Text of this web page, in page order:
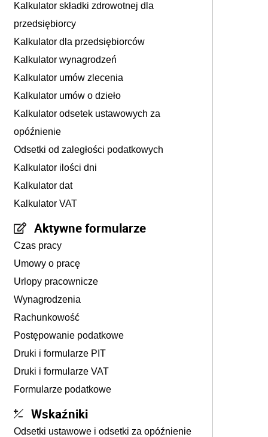
Kalkulator składki zdrowotnej dla
przedsiębiorcy
Kalkulator dla przedsiębiorców
Kalkulator wynagrodzeń
Kalkulator umów zlecenia
Kalkulator umów o dzieło
Kalkulator odsetek ustawowych za
opóźnienie
Odsetki od zaległości podatkowych
Kalkulator ilości dni
Kalkulator dat
Kalkulator VAT
Aktywne formularze
Czas pracy
Umowy o pracę
Urlopy pracownicze
Wynagrodzenia
Rachunkowość
Postępowanie podatkowe
Druki i formularze PIT
Druki i formularze VAT
Formularze podatkowe
Wskaźniki
Odsetki ustawowe i odsetki za opóźnienie